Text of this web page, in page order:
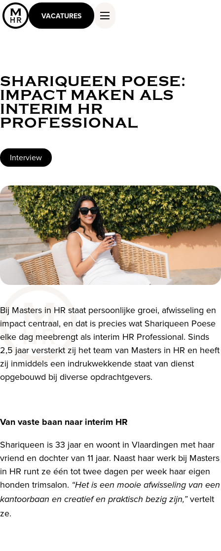
VACATURES
DIENSTEN EN OPLOSSINGEN
WERKEN ALS MASTER
KENNIS EN INSPIRATIE
OVER ONS
SHARIQUEEN POESE:
IMPACT MAKEN ALS
INTERIM HR
PROFESSIONAL
Interview
Bij Masters in HR staat persoonlijke groei, afwisseling en
impact centraal, en dat is precies wat Shariqueen Poese
elke dag meebrengt als interim HR Professional. Sinds
2,5 jaar versterkt zij het team van Masters in HR en heeft
zij inmiddels een indrukwekkende staat van dienst
opgebouwd bij diverse opdrachtgevers.
Van vaste baan naar interim HR
Shariqueen is 33 jaar en woont in Vlaardingen met haar
vriend en dochter van 11 jaar. Naast haar werk bij Masters
in HR runt ze één tot twee dagen per week haar eigen
honden trimsalon. “Het is een mooie afwisseling van een
kantoorbaan en creatief en praktisch bezig zijn,” vertelt
ze.